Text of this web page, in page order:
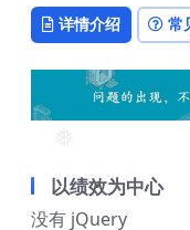
❅
❅
❅
❅
详情介绍 常
以绩效为中心
没有 jQuery